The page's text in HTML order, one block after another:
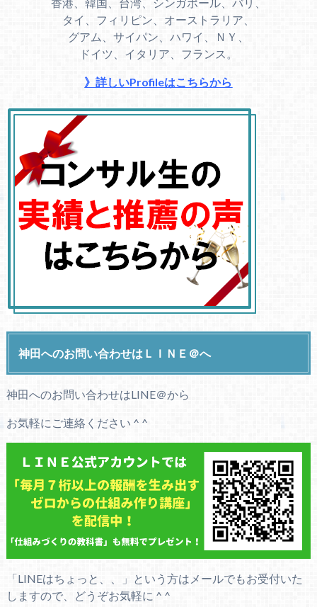
タイ、フィリピン、オーストラリア、
グアム、サイパン、ハワイ、ＮＹ、
ドイツ、イタリア、フランス。
》詳しいProfileはこちらから
神田へのお問い合わせはＬＩＮＥ＠へ
神田へのお問い合わせはLINE＠から
お気軽にご連絡ください ^ ^
「LINEはちょっと、、」という方はメールでもお受付いた
しますので、どうぞお気軽に ^ ^